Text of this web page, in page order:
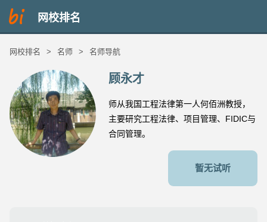
网校排名
网校排名 > 名师 > 名师导航
顾永才
师从我国工程法律第一人何佰洲教授，
主要研究工程法律、项目管理、FIDIC与
合同管理。
暂无试听